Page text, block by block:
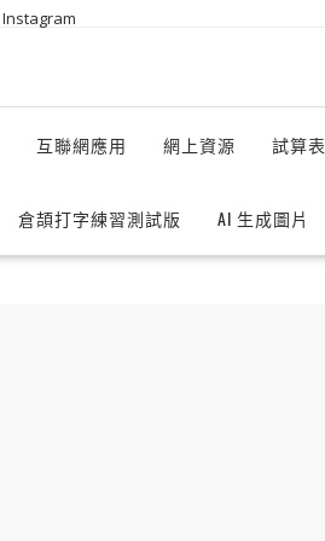
Instagram
互聯網應用 網上資源 試算表
倉頡打字練習測試版 AI 生成圖片